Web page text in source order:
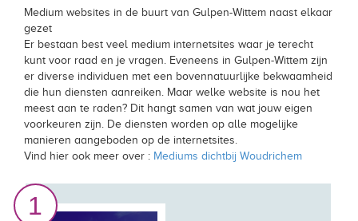
Medium websites in de buurt van Gulpen-Wittem naast elkaar
gezet
Er bestaan best veel medium internetsites waar je terecht
kunt voor raad en je vragen. Eveneens in Gulpen-Wittem zijn
er diverse individuen met een bovennatuurlijke bekwaamheid
die hun diensten aanreiken. Maar welke website is nou het
meest aan te raden? Dit hangt samen van wat jouw eigen
voorkeuren zijn. De diensten worden op alle mogelijke
manieren aangeboden op de internetsites.
Vind hier ook meer over : Mediums dichtbij Woudrichem
1